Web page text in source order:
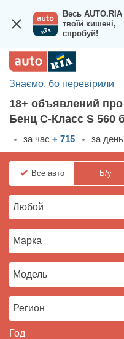
Весь AUTO.RIA
твоїй кишені,
спробуй!
Вход в кабинет
Збір на авто для ЗСУ
Автомобили б/у
Новые авто
Новости
Отзывы об авто
Все для авто
Загрузить приложение
Знаємо, бо перевірили
18+ объявлений
Бенц С-Класс S 560
за час + 715 за день
Все авто Б/у
Год